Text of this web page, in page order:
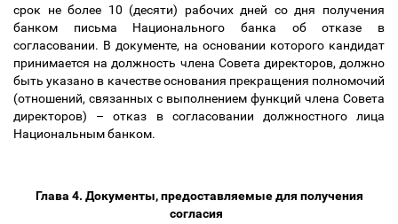
срок не более 10 (десяти) рабочих дней со дня получения
банком письма Национального банка об отказе в
согласовании. В документе, на основании которого кандидат
принимается на должность члена Совета директоров, должно
быть указано в качестве основания прекращения полномочий
(отношений, связанных с выполнением функций члена Совета
директоров) – отказ в согласовании должностного лица
Национальным банком.
Глава 4. Документы, предоставляемые для получения
согласия